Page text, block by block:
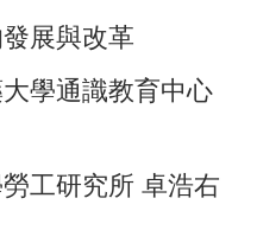
展與改革
學通識教育中心
工研究所 卓浩右